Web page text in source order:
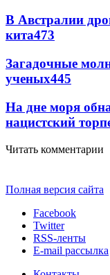
В Австралии
кита473
Загадочные
ученых445
На дне моря
нацистский
Читать комментарии
Полная версия сайта
Facebook
Twitter
RSS-ленты
E-mail рассылка